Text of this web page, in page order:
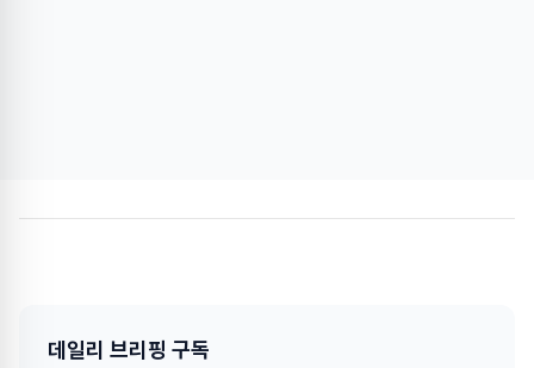
데일리 브리핑 구독